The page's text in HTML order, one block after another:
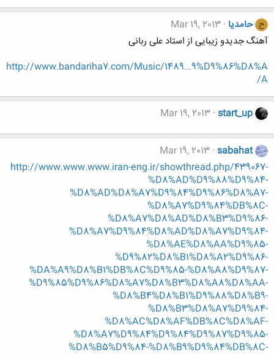
ح حامدیا Mar 19, 2013
آهنگ جدیدو زیبایی از استاد علی ربانی
http://www.bandariha7.com/Music/1489...9%D9%86%D8%A
A/
start_up
Mar 19, 2013
sabahat
Mar 19, 2013
http://www.www.www.iran-eng.ir/showthread.php/439067-
%D8%AD%D9%88%D9%84-
%D8%AD%D8%A7%D9%84%D9%86%D8%A7-
%D8%A7%D9%84%DB%8C-
%D8%A7%D8%AD%D8%B3%D9%86-
%D8%A7%D9%84%D8%AD%D8%A7%D9%84-
%D8%AE%D8%AA%D9%85-
%D9%82%D8%B1%D8%A2%D9%86-
%DA%A9%D8%B1%DB%8C%D9%85-%D8%A8%D9%87-
%D9%85%D9%86%D8%A7%D8%B3%D8%A8%D8%AA-
%D8%B4%D8%B1%D9%88%D8%B9-
%D8%B3%D8%A7%D9%84-
%D8%AC%D8%AF%DB%8C%D8%AF-
%D8%A7%D9%84%D9%84%D9%87%D9%85-
%D8%B5%D9%84-%D8%B9%D9%84%DB%8C-